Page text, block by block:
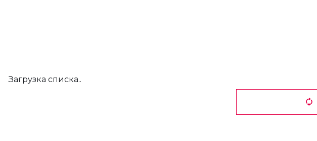
Загрузка списка..